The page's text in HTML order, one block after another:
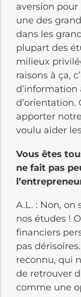
aversion pour
une des
dans les
plupart des
milieux
raisons à ça,
d’orientation.
apporter
voulu aider
Vous êtes
ne fait pas
A.L. : Non, on
nos études !
financiers
pas
reconnu, qui
de retrouver
comme une